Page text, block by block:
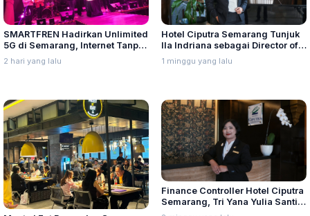
SMARTFREN Hadirkan Unlimited
5G di Semarang, Internet Tanpa
Batas Kecepatan
2 hari yang lalu
Hotel Ciputra Semarang Tunjuk
Ila Indriana sebagai Director of
Sales & Marketing
1 minggu yang lalu
Finance Controller Hotel Ciputra
Semarang, Tri Yana Yulia Santi:
Kepemimpinan Berawal dari